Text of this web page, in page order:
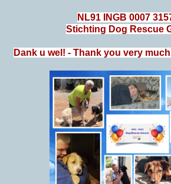
NL91 INGB 0007
Stichting Dog Rescue
Dank u wel! - Thank you very